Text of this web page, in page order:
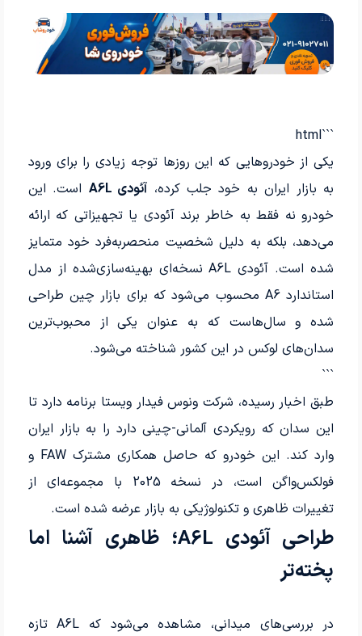
```html
یکی از خودروهایی که این روزها توجه زیادی را برای ورود
به بازار ایران به خود جلب کرده، آئودی A6L
است. این
خودرو نه فقط به خاطر برند آئودی یا تجهیزاتی که ارائه
می‌دهد، بلکه به دلیل شخصیت منحصربه‌فرد خود متمایز
شده است. آئودی A6L نسخه‌ای بهینه‌سازی‌شده از مدل
استاندارد A6 محسوب می‌شود که برای بازار چین طراحی
شده و سال‌هاست که به عنوان یکی از محبوب‌ترین
سدان‌های لوکس در این کشور شناخته می‌شود.
```
طبق اخبار رسیده، شرکت ونوس فیدار ویستا برنامه دارد تا
این سدان که رویکردی آلمانی-چینی دارد را به بازار ایران
وارد کند. این خودرو که حاصل همکاری مشترک FAW و
فولکس‌واگن است، در نسخه 2025 با مجموعه‌ای از
تغییرات ظاهری و تکنولوژیکی به بازار عرضه شده است.
طراحی آئودی A6L؛ ظاهری آشنا اما
پخته‌تر
در بررسی‌های میدانی، مشاهده می‌شود که A6L تازه